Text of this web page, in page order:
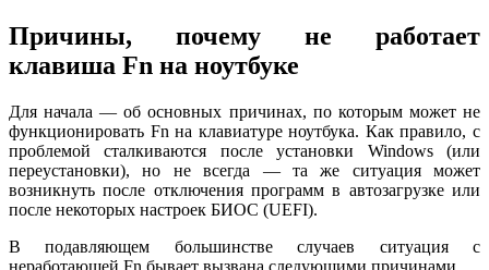
Причины, почему не работает
клавиша Fn на ноутбуке
Для начала — об основных причинах, по которым может не
функционировать Fn на клавиатуре ноутбука. Как правило, с
проблемой сталкиваются после установки Windows (или
переустановки), но не всегда — та же ситуация может
возникнуть после отключения программ в автозагрузке или
после некоторых настроек БИОС (UEFI).
В подавляющем большинстве случаев ситуация с
неработающей Fn бывает вызвана следующими причинами